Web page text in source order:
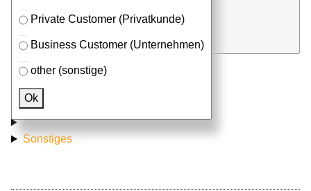
Private Customer (Privatkunde)
Business Customer (Unternehmen)
other (sonstige)
Ok
Passendes Zubehör
Aluprofile
Sonstiges